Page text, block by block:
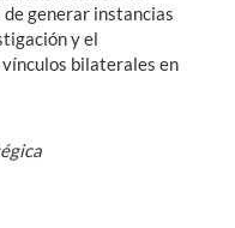
generar instancias
y el
bilaterales en